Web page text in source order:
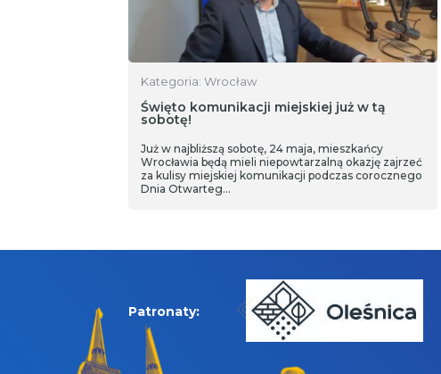
Kategoria: Wrocław
Święto komunikacji miejskiej już w tą
sobotę!
Już w najbliższą sobotę, 24 maja, mieszkańcy
Wrocławia będą mieli niepowtarzalną okazję zajrzeć
za kulisy miejskiej komunikacji podczas corocznego
Dnia Otwarteg…
Patronaty: